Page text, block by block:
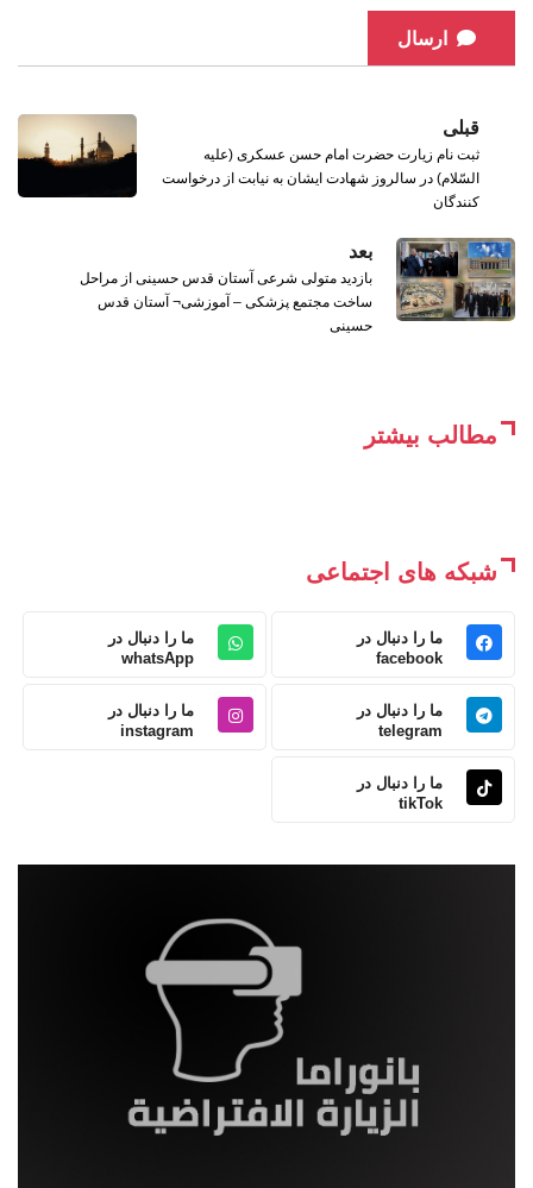
ارسال
قبلی
ثبت نام زیارت حضرت امام حسن عسكری (علیه
السّلام) در سالروز شهادت ایشان به نیابت از درخواست
کنندگان
بعد
بازدید متولی شرعی آستان قدس حسینی از مراحل
ساخت مجتمع پزشکی – آموزشی¬ آستان قدس
حسینی
مطالب بیشتر
شبکه های اجتماعی
ما را دنبال در
facebook
ما را دنبال در
whatsApp
ما را دنبال در
telegram
ما را دنبال در
instagram
ما را دنبال در
tikTok